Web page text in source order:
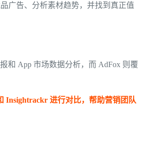
广告、分析素材趋势，并找到真正值
和 App 市场数据分析，而 AdFox 则覆
Insightrackr 进行对比，帮助营销团队